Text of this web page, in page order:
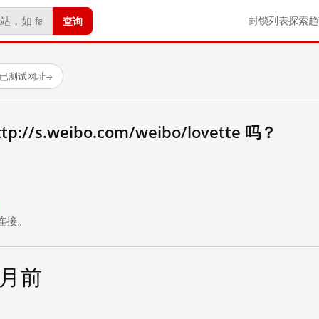
查询 封锁列表探索
测试网址→
s.weibo.com/weibo/lovette 吗？
。
前